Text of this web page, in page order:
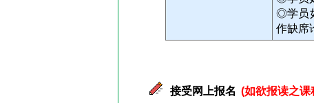
◎学员
作缺席
接受网上报名 (如欲报读之